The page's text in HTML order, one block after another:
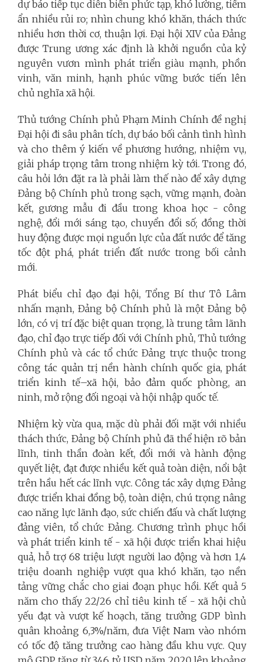
dự báo tiếp tục diễn biến phức tạp, khó lường, tiềm
ẩn nhiều rủi ro; nhìn chung khó khăn, thách thức
nhiều hơn thời cơ, thuận lợi. Đại hội XIV của Đảng
được Trung ương xác định là khởi nguồn của kỷ
nguyên vươn mình phát triển giàu mạnh, phồn
vinh, văn minh, hạnh phúc vững bước tiến lên
chủ nghĩa xã hội.
Thủ tướng Chính phủ Phạm Minh Chính đề nghị
Đại hội đi sâu phân tích, dự báo bối cảnh tình hình
và cho thêm ý kiến về phương hướng, nhiệm vụ,
giải pháp trọng tâm trong nhiệm kỳ tới. Trong đó,
câu hỏi lớn đặt ra là phải làm thế nào để xây dựng
Đảng bộ Chính phủ trong sạch, vững mạnh, đoàn
kết, gương mẫu đi đầu trong khoa học - công
nghệ, đổi mới sáng tạo, chuyển đổi số; đồng thời
huy động được mọi nguồn lực của đất nước để tăng
tốc đột phá, phát triển đất nước trong bối cảnh
mới.
Phát biểu chỉ đạo đại hội, Tổng Bí thư Tô Lâm
nhấn mạnh, Đảng bộ Chính phủ là một Đảng bộ
lớn, có vị trí đặc biệt quan trọng, là trung tâm lãnh
đạo, chỉ đạo trực tiếp đối với Chính phủ, Thủ tướng
Chính phủ và các tổ chức Đảng trực thuộc trong
công tác quản trị nền hành chính quốc gia, phát
triển kinh tế–xã hội, bảo đảm quốc phòng, an
ninh, mở rộng đối ngoại và hội nhập quốc tế.
Nhiệm kỳ vừa qua, mặc dù phải đối mặt với nhiều
thách thức, Đảng bộ Chính phủ đã thể hiện rõ bản
lĩnh, tinh thần đoàn kết, đổi mới và hành động
quyết liệt, đạt được nhiều kết quả toàn diện, nổi bật
trên hầu hết các lĩnh vực. Công tác xây dựng Đảng
được triển khai đồng bộ, toàn diện, chú trọng nâng
cao năng lực lãnh đạo, sức chiến đấu và chất lượng
đảng viên, tổ chức Đảng. Chương trình phục hồi
và phát triển kinh tế - xã hội được triển khai hiệu
quả, hỗ trợ 68 triệu lượt người lao động và hơn 1,4
triệu doanh nghiệp vượt qua khó khăn, tạo nền
tảng vững chắc cho giai đoạn phục hồi. Kết quả 5
năm cho thấy 22/26 chỉ tiêu kinh tế - xã hội chủ
yếu đạt và vượt kế hoạch, tăng trưởng GDP bình
quân khoảng 6,3%/năm, đưa Việt Nam vào nhóm
có tốc độ tăng trưởng cao hàng đầu khu vực. Quy